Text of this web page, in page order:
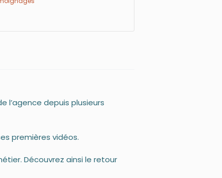
l’agence depuis plusieurs
premières vidéos.
Découvrez ainsi le retour